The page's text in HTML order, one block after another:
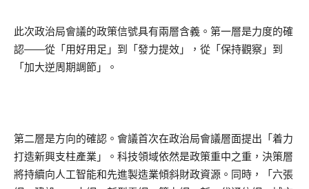
此次政治局會議的政策信號具有兩層含義。第一層是力度的確
認——從「用好用足」到「發力提效」，從「保持觀察」到
「加大逆周期調節」。
第二層是方向的確認。會議首次在政治局會議層面提出「着力
打造新興支柱產業」。科技領域依然是政策重中之重，決策層
將持續向人工智能和先進製造業傾斜財政資源。同時，「六張